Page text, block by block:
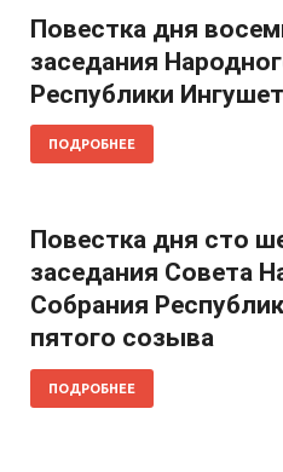
Повестка дня
заседания
Республики
ПОДРОБНЕЕ
Повестка дня сто
заседания Совета
Собрания
пятого созыва
ПОДРОБНЕЕ